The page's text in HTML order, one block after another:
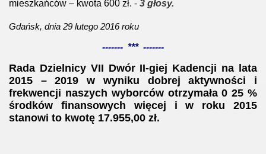
mieszkańców – kwota 600 zł. - 3 głosy.
Gdańsk, dnia 29 lutego 2016 roku
------- *** -------
Rada Dzielnicy VII Dwór II-giej Kadencji na lata
2015 – 2019 w wyniku dobrej aktywności i
frekwencji naszych wyborców otrzymała 0 25 %
środków finansowych więcej i w roku 2015
stanowi to kwotę 17.955,00 zł.